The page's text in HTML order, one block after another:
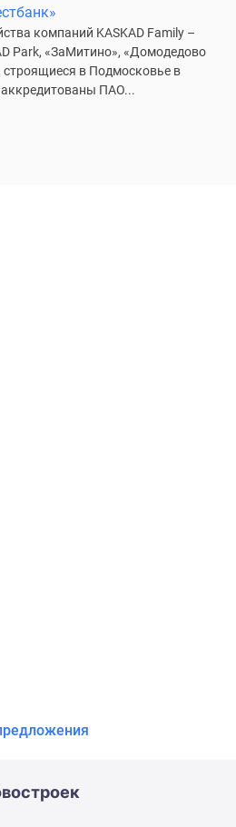
компаний KASKAD Family –
Park, «ЗаМитино», «Домодедово
строящиеся в Подмосковье в
ПАО...